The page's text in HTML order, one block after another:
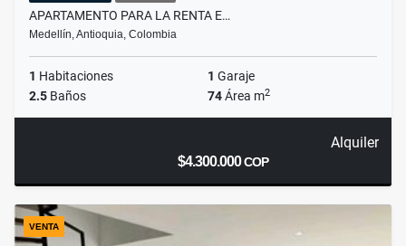
APARTAMENTO PARA LA RENTA E…
Medellín, Antioquia, Colombia
1 Habitaciones 1 Garaje
2.5 Baños 74Área m2
Alquiler
$4.300.000COP
VENTA